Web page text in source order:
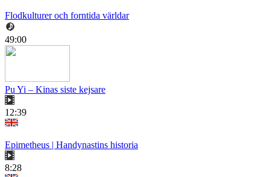
Flodkulturer och forntida världar
49:00
Pu Yi – Kinas siste kejsare
12:39
Epimetheus | Handynastins historia
8:28